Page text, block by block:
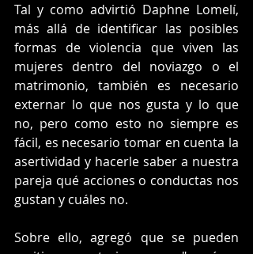
Tal y como advirtió Daphne Lomelí,
más allá de identificar las posibles
formas de violencia que viven las
mujeres dentro del noviazgo o el
matrimonio, también es necesario
externar lo que nos gusta y lo que
no, pero como esto no siempre es
fácil, es necesario tomar en cuenta la
asertividad y hacerle saber a nuestra
pareja qué acciones o conductas nos
gustan y cuáles no.
Sobre ello, agregó que se pueden